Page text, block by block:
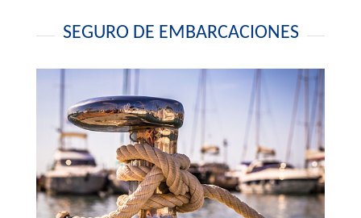
SEGURO DE EMBARCACIONES